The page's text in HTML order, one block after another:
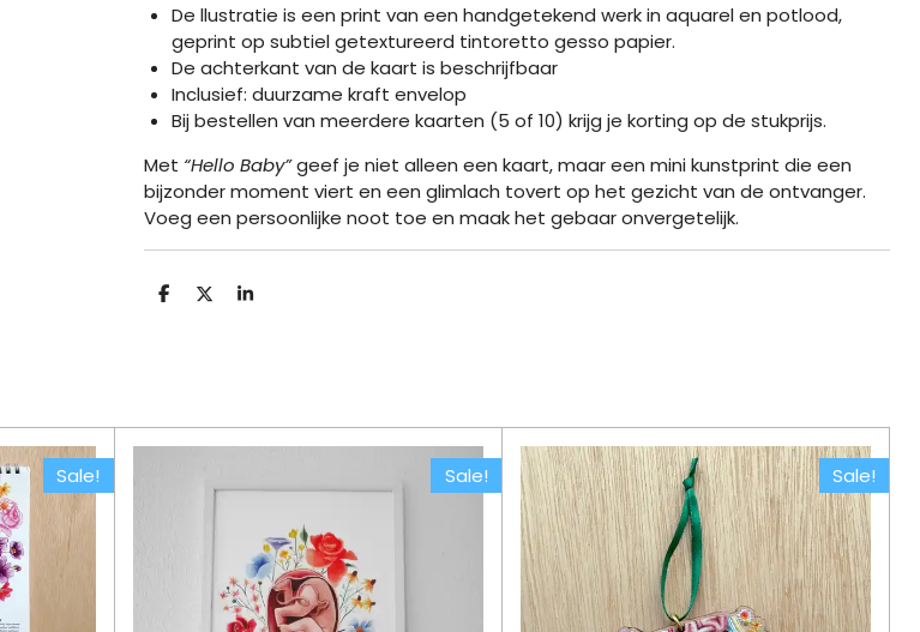
De llustratie is een print van een handgetekend werk in aquarel en potlood,
geprint op subtiel getextureerd tintoretto gesso papier.
De achterkant van de kaart is beschrijfbaar
Inclusief: duurzame kraft envelop
Bij bestellen van meerdere kaarten (5 of 10) krijg je korting op de stukprijs.
Met “Hello Baby”geef je niet alleen een kaart, maar een mini kunstprint die een
bijzonder moment viert en een glimlach tovert op het gezicht van de ontvanger.
Voeg een persoonlijke noot toe en maak het gebaar onvergetelijk.
D D S
Sale! Sale! Sale!